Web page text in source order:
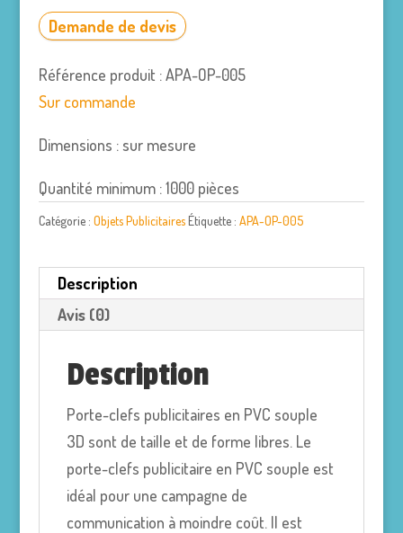
Demande de devis
Référence produit : APA-OP-005
Sur commande
Dimensions : sur mesure
Quantité minimum : 1000 pièces
Catégorie : Objets Publicitaires Étiquette : APA-OP-005
Description
Avis (0)
Description
Porte-clefs publicitaires en PVC souple
3D sont de taille et de forme libres. Le
porte-clefs publicitaire en PVC souple est
idéal pour une campagne de
communication à moindre coût. Il est